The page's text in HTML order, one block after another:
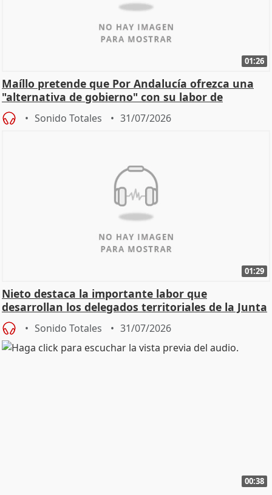
01:26
Maíllo pretende que Por Andalucía ofrezca una
"alternativa de gobierno" con su labor de
oposición
Sonido Totales 31/07/2026
01:29
Nieto destaca la importante labor que
desarrollan los delegados territoriales de la Junta
Sonido Totales 31/07/2026
00:38